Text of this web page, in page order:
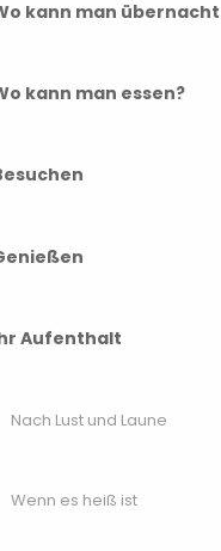
kann man
kann man essen?
Aufenthalt
Nach Lust und Laune
Wenn es heiß ist